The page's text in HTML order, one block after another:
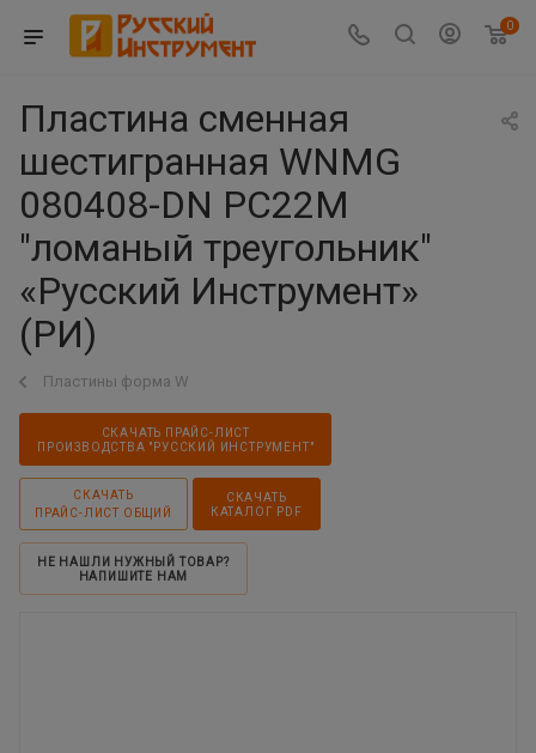
0
Пластина сменная
шестигранная WNMG
080408-DN PC22M
"ломаный треугольник"
«Русский Инструмент»
(РИ)
Пластины форма W
СКАЧАТЬ ПРАЙС-ЛИСТ
ПРОИЗВОДСТВА "РУССКИЙ ИНСТРУМЕНТ"
СКАЧАТЬ
ПРАЙС-ЛИСТ ОБЩИЙ
СКАЧАТЬ
КАТАЛОГ PDF
НЕ НАШЛИ НУЖНЫЙ ТОВАР?
НАПИШИТЕ НАМ